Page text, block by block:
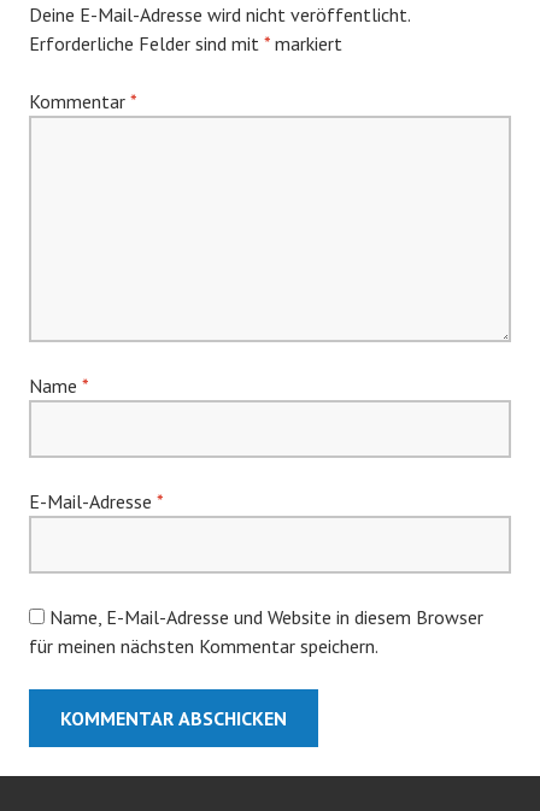
Deine E-Mail-Adresse wird nicht veröffentlicht.
Erforderliche Felder sind mit * markiert
Kommentar *
Name *
E-Mail-Adresse *
Name, E-Mail-Adresse und Website in diesem Browser
für meinen nächsten Kommentar speichern.